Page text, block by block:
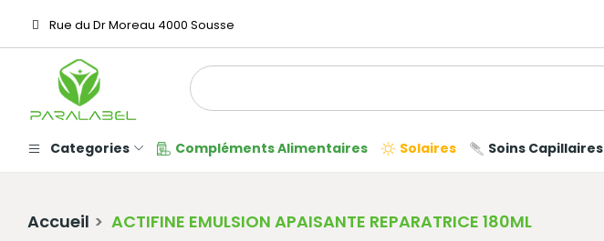
Rue du Dr Moreau 4000 Sousse
Categories Compléments Alimentaires Solaires Soins Capillaires
Accueil ACTIFINE EMULSION APAISANTE REPARATRICE 180ML